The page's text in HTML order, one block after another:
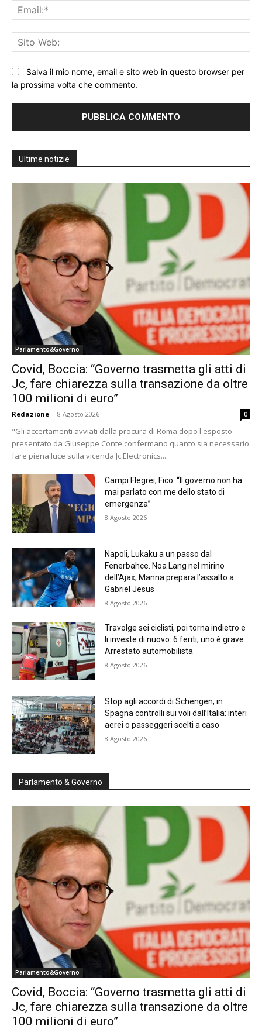
Salva il mio nome, email e sito web in questo browser per
la prossima volta che commento.
Ultime notizie
Parlamento&Governo
Covid, Boccia: “Governo trasmetta gli atti di
Jc, fare chiarezza sulla transazione da oltre
100 milioni di euro”
Redazione - 8 Agosto 2026 0
"Gli accertamenti avviati dalla procura di Roma dopo l'esposto
presentato da Giuseppe Conte confermano quanto sia necessario
fare piena luce sulla vicenda Jc Electronics...
Campi Flegrei, Fico: “Il governo non ha
mai parlato con me dello stato di
emergenza”
8 Agosto 2026
Napoli, Lukaku a un passo dal
Fenerbahce. Noa Lang nel mirino
dell’Ajax, Manna prepara l’assalto a
Gabriel Jesus
8 Agosto 2026
Travolge sei ciclisti, poi torna indietro e
li investe di nuovo: 6 feriti, uno è grave.
Arrestato automobilista
8 Agosto 2026
Stop agli accordi di Schengen, in
Spagna controlli sui voli dall’Italia: interi
aerei o passeggeri scelti a caso
8 Agosto 2026
Parlamento & Governo
Parlamento&Governo
Covid, Boccia: “Governo trasmetta gli atti di
Jc, fare chiarezza sulla transazione da oltre
100 milioni di euro”